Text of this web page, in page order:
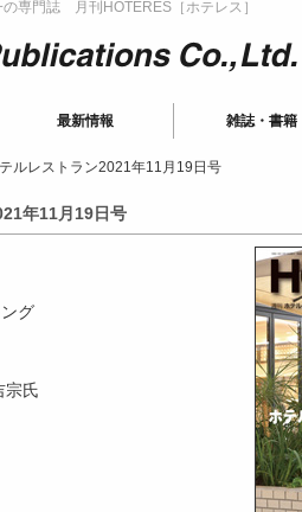
専門誌 月刊HOTERES［ホテレス］
最新情報 雑誌・書籍
ルレストラン2021年11月19日号
年11月19日号
グ
氏